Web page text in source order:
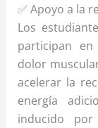
✅ Apoyo a la
Los
participan
dolor
acelerar la
energía
inducido